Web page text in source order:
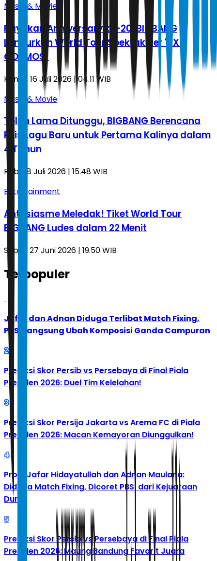
Music & Movie
Rayakan Anniversary ke-20, BIGBANG
Luncurkan World Tour Spektakuler 'XX :
COSMOS'
Kamis, 16 Juli 2026 | 04.11 WIB
Music & Movie
Telah Lama Ditunggu, BIGBANG Berencana
Rilis Lagu Baru untuk Pertama Kalinya dalam
4 Tahun
Rabu, 8 Juli 2026 | 15.48 WIB
Entertainment
Antusiasme Meledak! Tiket World Tour
BIGBANG Ludes dalam 22 Menit
Sabtu, 27 Juni 2026 | 19.50 WIB
Terpopuler
Jafar dan Adnan Diduga Terlibat Match Fixing,
PBSI Langsung Ubah Komposisi Ganda Campuran
2
Prediksi Skor Persib vs Persebaya di Final Piala
Presiden 2026: Duel Tim Kelelahan!
3
Prediksi Skor Persija Jakarta vs Arema FC di Piala
Presiden 2026: Macan Kemayoran Diunggulkan!
4
Profil Jafar Hidayatullah dan Adnan Maulana:
Diduga Match Fixing, Dicoret PBSI dari Kejuaraan
Dunia
5
Prediksi Skor Persib vs Persebaya di Final Piala
Presiden 2026: Maung Bandung Favorit Juara